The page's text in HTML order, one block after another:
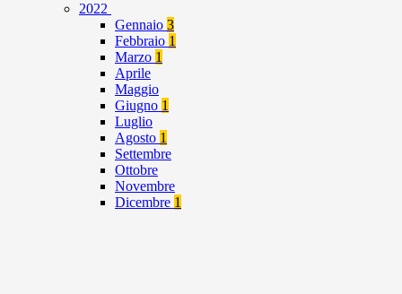
2022
Gennaio 3
Febbraio 1
Marzo 1
Aprile
Maggio
Giugno 1
Luglio
Agosto 1
Settembre
Ottobre
Novembre
Dicembre 1